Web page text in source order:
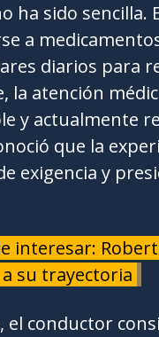
ha sido sencilla.
a
diarios para
la atención
y actualmente
que la
exigencia y
interesar:
su trayectoria
el conductor